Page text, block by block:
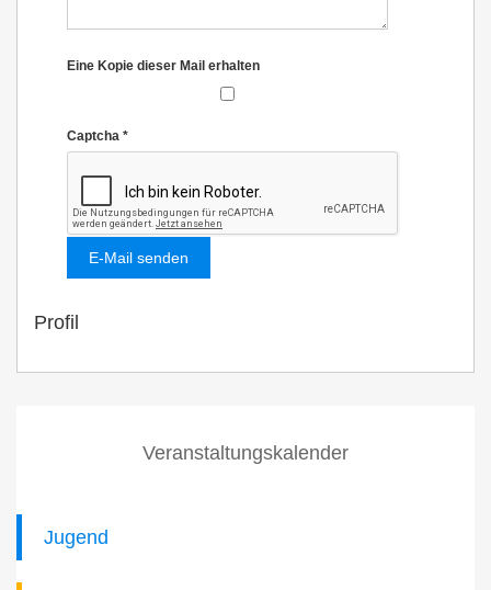
Eine Kopie dieser Mail erhalten
Captcha *
E-Mail senden
Profil
Veranstaltungskalender
Jugend